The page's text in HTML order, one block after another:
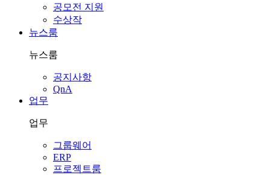
공모전 지원
수상작
뉴스룸
뉴스룸
공지사항
QnA
업무
업무
그룹웨어
ERP
프로젝트룸